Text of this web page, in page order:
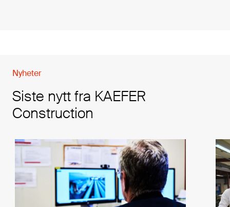
Nyheter
Siste nytt fra KAEFER
Construction